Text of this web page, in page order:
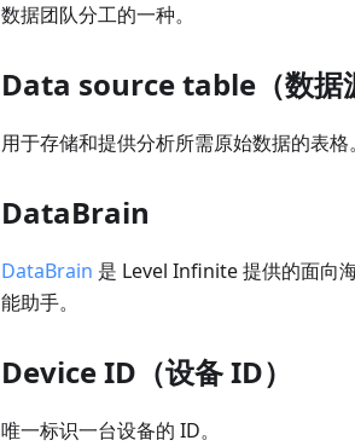
数据团队分工的一种。
Data source table（数据
用于存储和提供分析所需原始数据的表格。
DataBrain
DataBrain 是 Level Infinite 提供的面向
能助手。
Device ID（设备 ID）
唯一标识一台设备的 ID。